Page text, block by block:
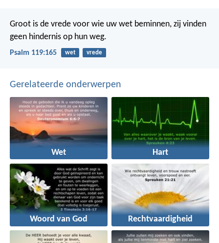
Groot is de vrede voor wie uw wet beminnen, zij vinden
geen hindernis op hun weg.
Psalm 119:165 wet vrede
Gerelateerde onderwerpen
Wet Hart
Woord van God Rechtvaardigheid